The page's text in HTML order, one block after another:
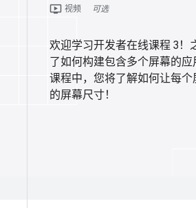
ondemand_video 视频 可选
欢迎学习开发者在线课程 3！
了如何构建包含多个屏幕的
课程中，您将了解如何让每个
的屏幕尺寸！